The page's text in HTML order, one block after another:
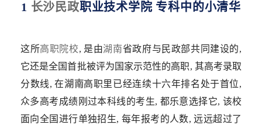
1 长沙民政职业技术学院 专科中的小清华
这所高职院校, 是由湖南省政府与民政部共同建设的,
它还是全国首批被评为国家示范性的高职, 其高考录取
分数线, 在湖南高职里已经连续十六年排名处于首位,
众多高考成绩刚过本科线的考生, 都乐意选择它, 该校
面向全国进行单独招生, 每年报考的人数, 远远超过了